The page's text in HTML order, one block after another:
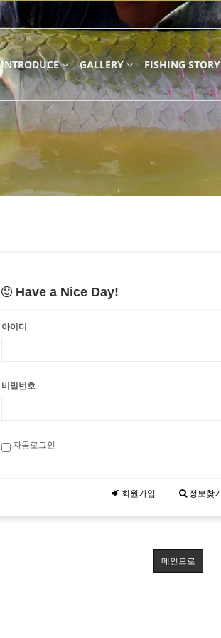
INTRODUCE GALLERY FISHING STORY
Have a Nice Day!
아이디
비밀번호
자동로그인
회원가입 정보찾기
메인으로